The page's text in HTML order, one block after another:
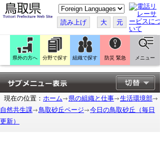
こ
の
ペ
ー
ジ
翻
訳
す
る
読み上げ 大 元
県外の方へ 分野で探す 組織で探す 防災 緊急 メニュー
現在の位置： ホーム 県の組織と仕事
生活環境部
自然共生課
鳥取砂丘ページ
今日の鳥取砂丘（毎日
更新）